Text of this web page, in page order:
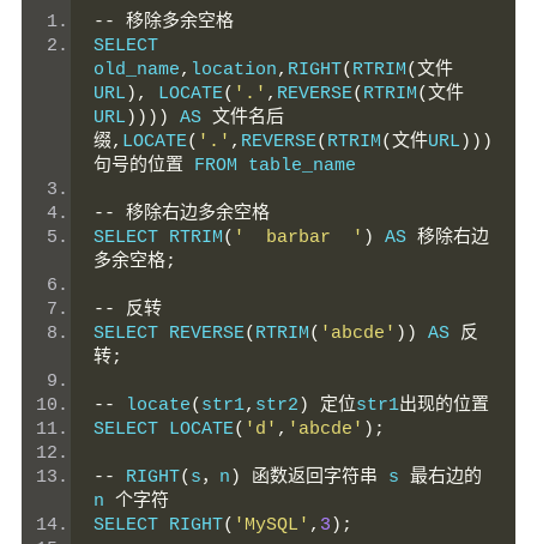
--
移除多余空格
SELECT
old_name, location, RIGHT( RTRIM(文件
URL ), LOCATE( '.' , REVERSE( RTRIM(文件
URL )))) AS 文件名后
缀, LOCATE( '.' , REVERSE( RTRIM(文件URL )))
句号的位置 FROM table_name
--
移除右边多余空格
SELECT RTRIM( '  barbar  ' ) AS 移除右边
多余空格;
--
反转
SELECT REVERSE( RTRIM( 'abcde' )) AS 反
转;
-- locate( str1, str2 ) 定位str1出现的位置
SELECT LOCATE( 'd' , 'abcde' );
-- RIGHT( s， n ) 函数返回字符串 s 最右边的
n 个字符
SELECT RIGHT( 'MySQL' , 3 );